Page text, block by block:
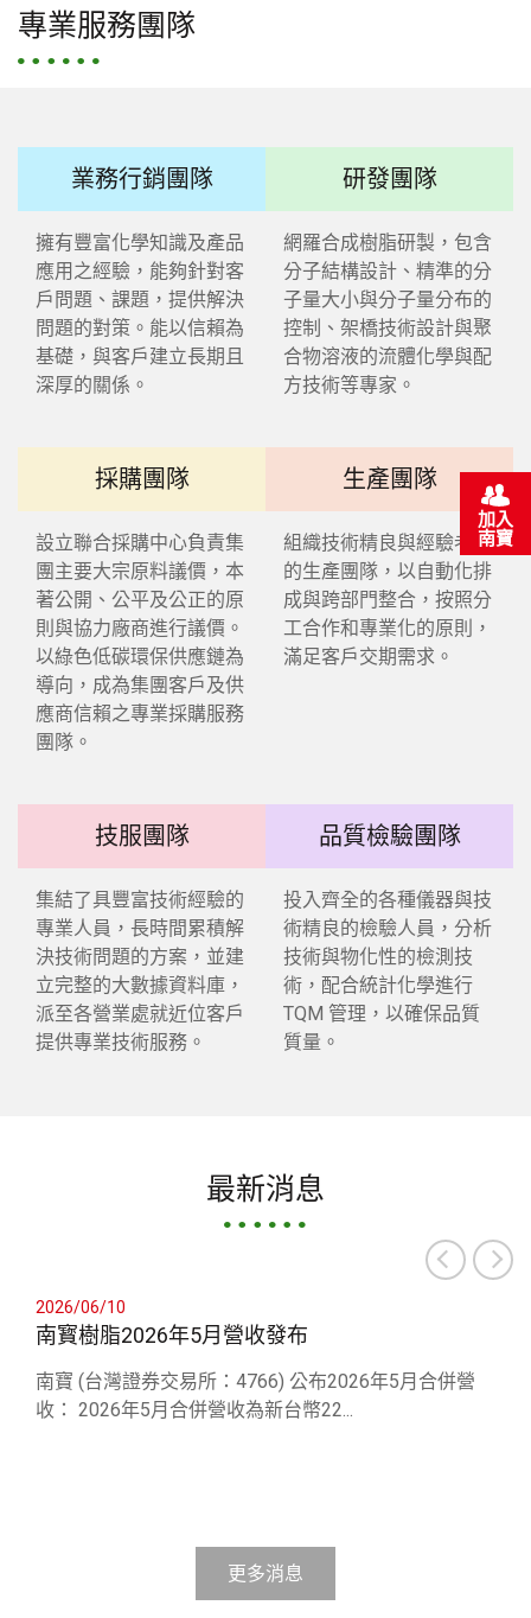
專業服務團隊
業務行銷團隊
擁有豐富化學知識及產品
應用之經驗，能夠針對客
戶問題、課題，提供解決
問題的對策。能以信賴為
基礎，與客戶建立長期且
深厚的關係。
研發團隊
網羅合成樹脂研製，包含
分子結構設計、精準的分
子量大小與分子量分布的
控制、架橋技術設計與聚
合物溶液的流體化學與配
方技術等專家。
採購團隊
設立聯合採購中心負責集
團主要大宗原料議價，本
著公開、公平及公正的原
則與協力廠商進行議價。
以綠色低碳環保供應鏈為
導向，成為集團客戶及供
應商信賴之專業採購服務
團隊。
生產團隊
組織技術精良與經驗老道
的生產團隊，以自動化排
成與跨部門整合，按照分
工合作和專業化的原則，
滿足客戶交期需求。
技服團隊
集結了具豐富技術經驗的
專業人員，長時間累積解
決技術問題的方案，並建
立完整的大數據資料庫，
派至各營業處就近位客戶
提供專業技術服務。
品質檢驗團隊
投入齊全的各種儀器與技
術精良的檢驗人員，分析
技術與物化性的檢測技
術，配合統計化學進行
TQM 管理，以確保品質
質量。
最新消息
2026/06/10
南寳樹脂2026年5月營收發布
南寶 (台灣證券交易所：4766) 公布2026年5月合併營
收： 2026年5月合併營收為新台幣22...
更多消息
加入
南寶